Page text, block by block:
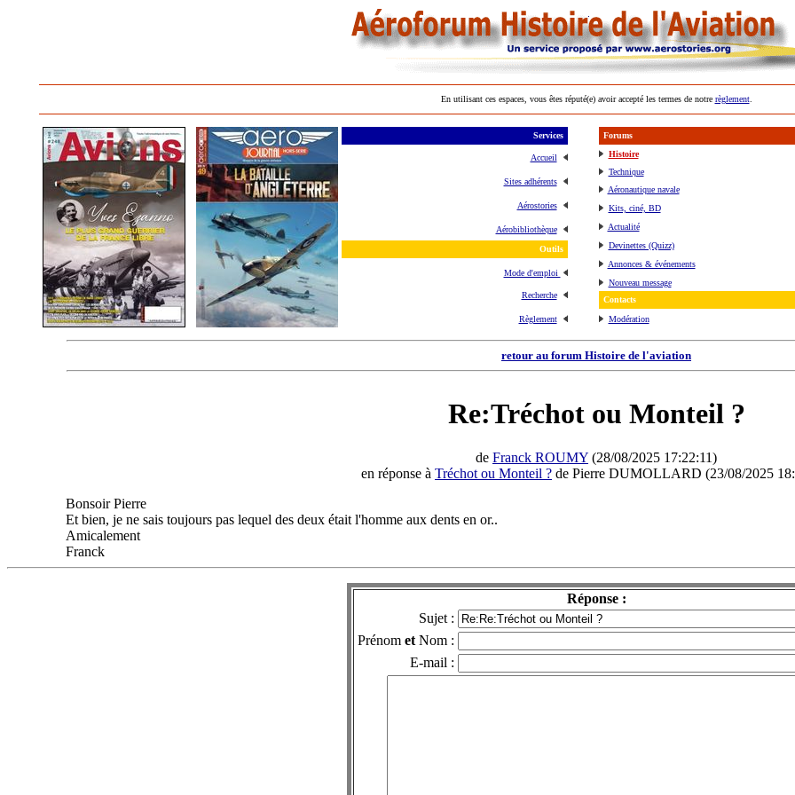
En utilisant ces espaces, vous êtes réputé(e) avoir accepté les termes de notre règlement.
Services
Accueil
Sites adhérents
Aérostories
Aérobibliothèque
Outils
Mode d'emploi
Recherche
Règlement
Forums
Histoire
Technique
Aéronautique navale
Kits, ciné, BD
Actualité
Devinettes (Quizz)
Annonces & événements
Nouveau message
Contacts
Modération
retour au forum Histoire de l'aviation
Re:Tréchot ou Monteil ?
de Franck ROUMY (28/08/2025 17:22:11)
en réponse à Tréchot ou Monteil ? de Pierre DUMOLLARD (23/08/2025
Bonsoir Pierre
Et bien, je ne sais toujours pas lequel des deux était l'homme aux dents en or..
Amicalement
Franck
Réponse :
Sujet :
Prénom et Nom :
E-mail :